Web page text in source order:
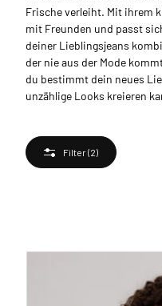
Frische verleiht. Mit ihrem
mit Freunden und passt
deiner Lieblingsjeans
der nie aus der Mode
du bestimmt dein neues
unzählige Looks kreieren
Filter(2)